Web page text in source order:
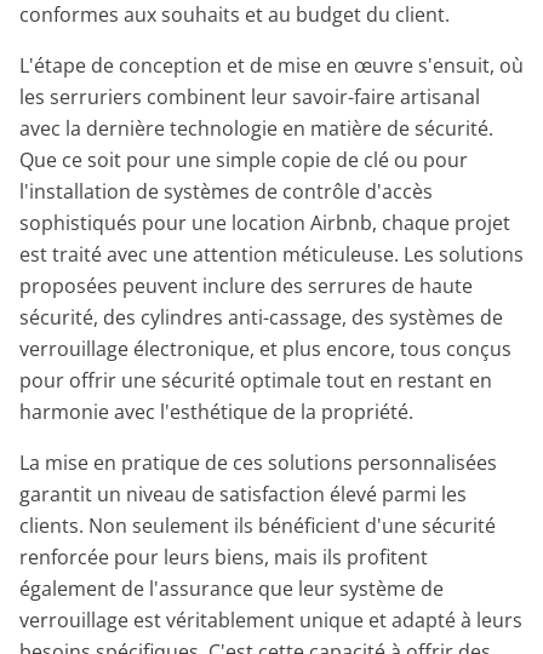
conformes aux souhaits et au budget du client.
L'étape de conception et de mise en œuvre s'ensuit, où
les serruriers combinent leur savoir-faire artisanal
avec la dernière technologie en matière de sécurité.
Que ce soit pour une simple copie de clé ou pour
l'installation de systèmes de contrôle d'accès
sophistiqués pour une location Airbnb, chaque projet
est traité avec une attention méticuleuse. Les solutions
proposées peuvent inclure des serrures de haute
sécurité, des cylindres anti-cassage, des systèmes de
verrouillage électronique, et plus encore, tous conçus
pour offrir une sécurité optimale tout en restant en
harmonie avec l'esthétique de la propriété.
La mise en pratique de ces solutions personnalisées
garantit un niveau de satisfaction élevé parmi les
clients. Non seulement ils bénéficient d'une sécurité
renforcée pour leurs biens, mais ils profitent
également de l'assurance que leur système de
verrouillage est véritablement unique et adapté à leurs